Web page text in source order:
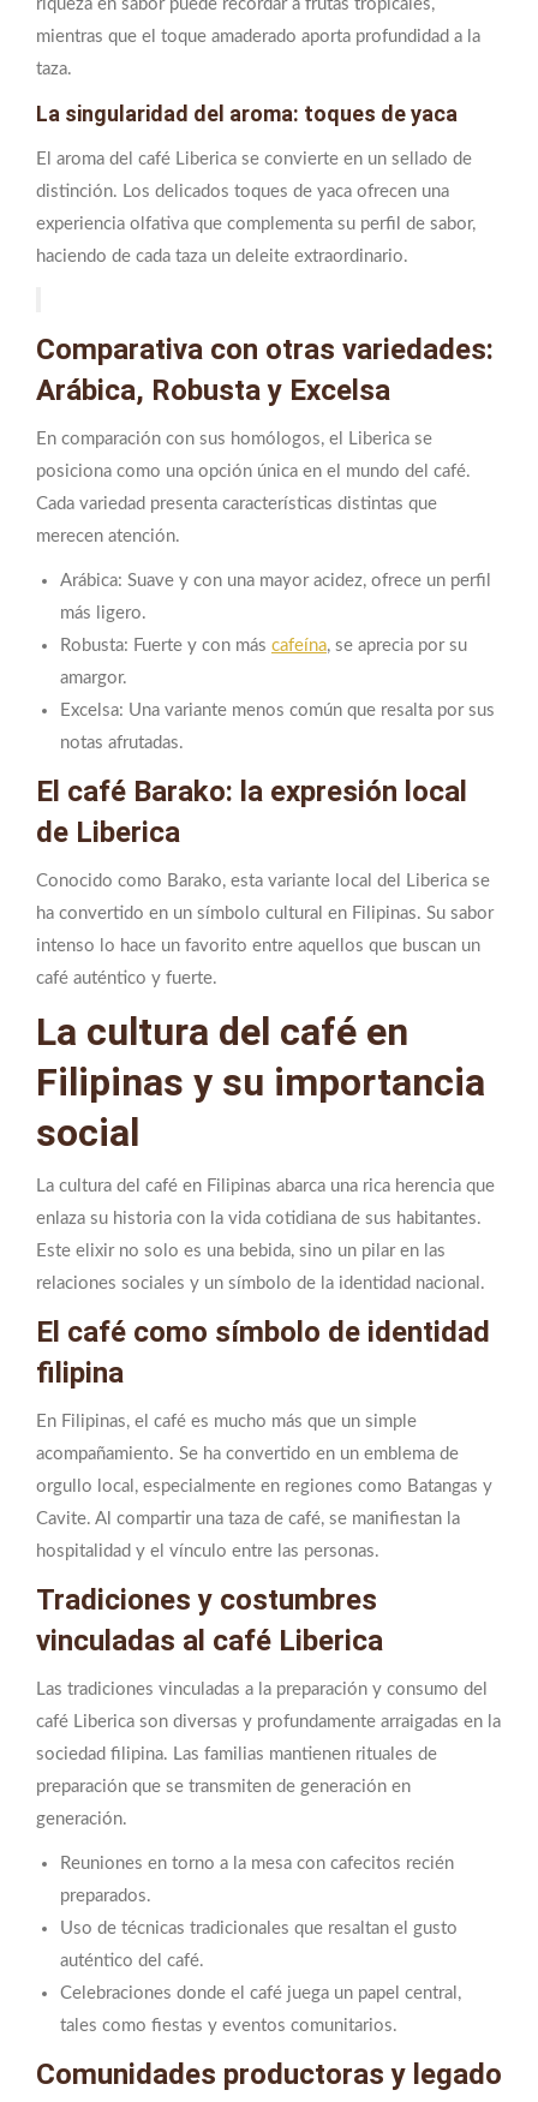
riqueza en sabor puede recordar a frutas tropicales,
mientras que el toque amaderado aporta profundidad a la
taza.
La singularidad del aroma: toques de yaca
El aroma del café Liberica se convierte en un sellado de
distinción. Los delicados toques de yaca ofrecen una
experiencia olfativa que complementa su perfil de sabor,
haciendo de cada taza un deleite extraordinario.
Comparativa con otras variedades:
Arábica, Robusta y Excelsa
En comparación con sus homólogos, el Liberica se
posiciona como una opción única en el mundo del café.
Cada variedad presenta características distintas que
merecen atención.
Arábica: Suave y con una mayor acidez, ofrece un perfil
más ligero.
Robusta: Fuerte y con más cafeína, se aprecia por su
amargor.
Excelsa: Una variante menos común que resalta por sus
notas afrutadas.
El café Barako: la expresión local
de Liberica
Conocido como Barako, esta variante local del Liberica se
ha convertido en un símbolo cultural en Filipinas. Su sabor
intenso lo hace un favorito entre aquellos que buscan un
café auténtico y fuerte.
La cultura del café en
Filipinas y su importancia
social
La cultura del café en Filipinas abarca una rica herencia que
enlaza su historia con la vida cotidiana de sus habitantes.
Este elixir no solo es una bebida, sino un pilar en las
relaciones sociales y un símbolo de la identidad nacional.
El café como símbolo de identidad
filipina
En Filipinas, el café es mucho más que un simple
acompañamiento. Se ha convertido en un emblema de
orgullo local, especialmente en regiones como Batangas y
Cavite. Al compartir una taza de café, se manifiestan la
hospitalidad y el vínculo entre las personas.
Tradiciones y costumbres
vinculadas al café Liberica
Las tradiciones vinculadas a la preparación y consumo del
café Liberica son diversas y profundamente arraigadas en la
sociedad filipina. Las familias mantienen rituales de
preparación que se transmiten de generación en
generación.
Reuniones en torno a la mesa con cafecitos recién
preparados.
Uso de técnicas tradicionales que resaltan el gusto
auténtico del café.
Celebraciones donde el café juega un papel central,
tales como fiestas y eventos comunitarios.
Comunidades productoras y legado